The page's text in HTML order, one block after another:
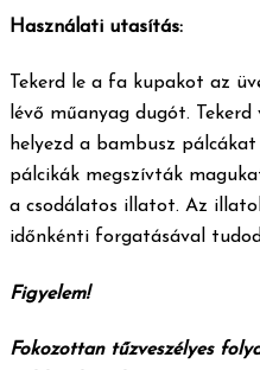
Használati utasítás:
Tekerd le a fa kupakot az
lévő műanyag dugót.
helyezd a bambusz
pálcikák megszívták
a csodálatos illatot. Az
időnkénti forgatásával
Figyelem!
Fokozottan tűzveszélyes